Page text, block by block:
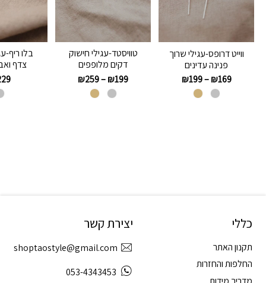
ווייט דרופס-עגילי שרוך
פנינה עדינים
₪169
–
₪199
טוויסטד-עגילי חישוק
דקים מלופפים
₪199
–
₪259
בלו ריף-
צדף
כללי
תקנון האתר
החלפות והחזרות
יצירת קשר
shoptaostyle@gmail.com
053-4343453